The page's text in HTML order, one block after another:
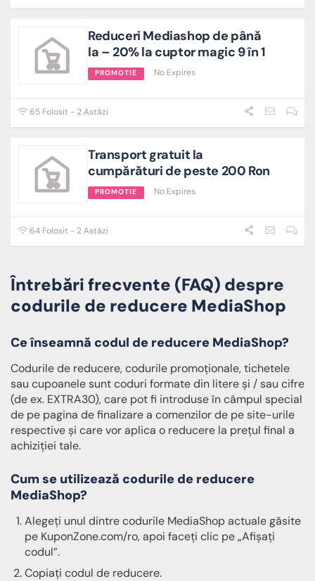
Reduceri Mediashop de până
la – 20% la cuptor magic 9 în 1
PROMOTIE No Expires
65 Folosit - 2 Astăzi
Transport gratuit la
cumpărături de peste 200 Ron
PROMOTIE No Expires
64 Folosit - 2 Astăzi
Întrebări frecvente (FAQ) despre
codurile de reducere MediaShop
Ce înseamnă codul de reducere MediaShop?
Codurile de reducere, codurile promoționale, tichetele
sau cupoanele sunt coduri formate din litere și / sau cifre
(de ex. EXTRA30), care pot fi introduse în câmpul special
de pe pagina de finalizare a comenzilor de pe site-urile
respective și care vor aplica o reducere la prețul final a
achiziției tale.
Cum se utilizează codurile de reducere
MediaShop?
Alegeți unul dintre codurile MediaShop actuale găsite
pe KuponZone.com/ro, apoi faceți clic pe „Afișați
codul”.
Copiați codul de reducere.